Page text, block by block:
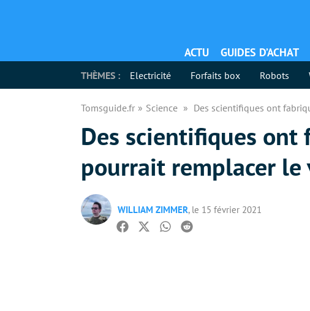
ACTU GUIDES D’ACHAT
THÈMES : Electricité Forfaits box Robots
Tomsguide.fr Science Des scientifiques ont
Des scientifiques
pourrait remplacer le
WILLIAM ZIMMER, le 15 février 2021
Facebook
TwitterWhatsapp
Reddit